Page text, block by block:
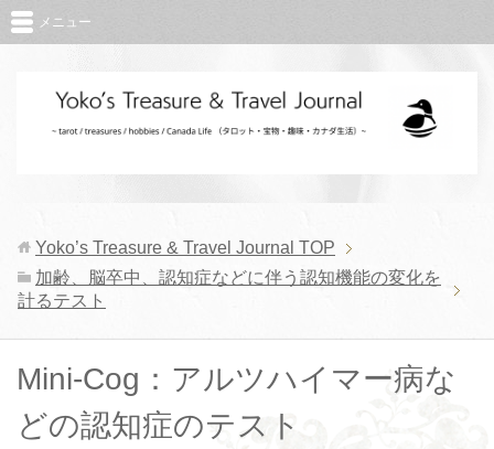
メニュー
Yoko’s Treasure & Travel Journal TOP
加齢、脳卒中、認知症などに伴う認知機能の変化を
計るテスト
Mini-Cog：アルツハイマー病な
どの認知症のテスト